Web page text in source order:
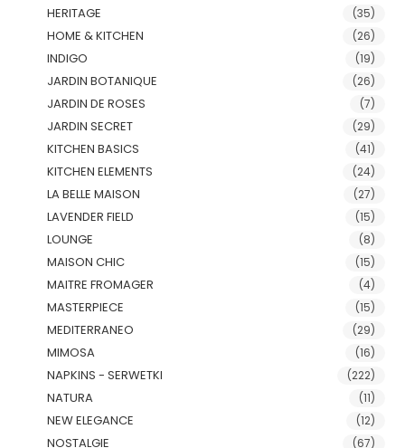
HERITAGE (35)
HOME & KITCHEN (26)
INDIGO (19)
JARDIN BOTANIQUE (26)
JARDIN DE ROSES (7)
JARDIN SECRET (29)
KITCHEN BASICS (41)
KITCHEN ELEMENTS (24)
LA BELLE MAISON (27)
LAVENDER FIELD (15)
LOUNGE (8)
MAISON CHIC (15)
MAITRE FROMAGER (4)
MASTERPIECE (15)
MEDITERRANEO (29)
MIMOSA (16)
NAPKINS - SERWETKI (222)
NATURA (11)
NEW ELEGANCE (12)
NOSTALGIE (67)